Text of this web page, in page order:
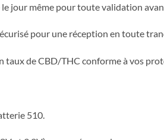
jour même pour toute validation
pour une réception en toute
de CBD/THC conforme à vos
510.